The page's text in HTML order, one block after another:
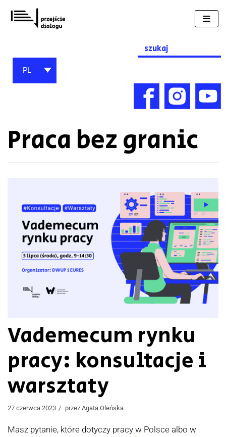
Przejdź
do
Search
for:
PL
Praca bez granic
Vademecum rynku
pracy: konsultacje i
warsztaty
27 czerwca 2023 przez Agata Oleńska
Masz pytanie, które dotyczy pracy w Polsce albo w